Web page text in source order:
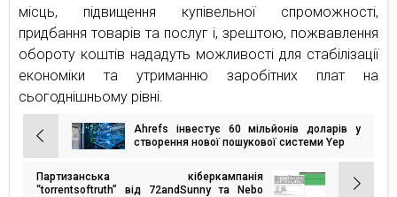
місць, підвищення купівельної спроможності,
придбання товарів та послуг і, зрештою, пожвавлення
обороту коштів нададуть можливості для стабілізації
економіки та утриманню заробітних плат на
сьогоднішньому рівні.
Навігація
записів
Ahrefs інвестує 60 мільйонів доларів у
створення нової пошукової системи Yep
Партизанська кіберкампанія
“torrentsoftruth” від 72andSunny та Nebo